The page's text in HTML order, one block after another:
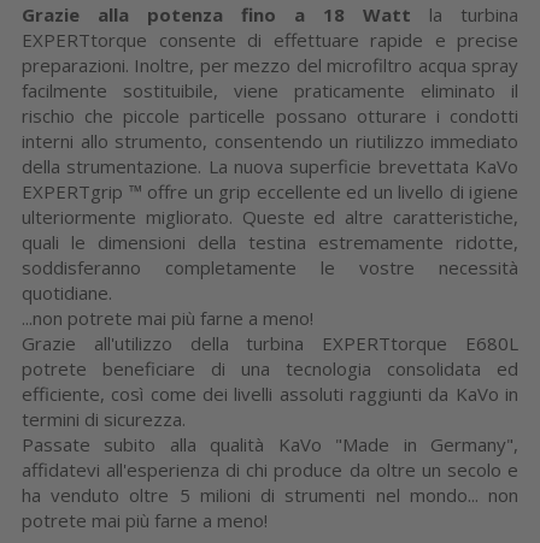
Grazie alla potenza fino a 18 Watt la turbina
EXPERTtorque consente di effettuare rapide e precise
preparazioni. Inoltre, per mezzo del microfiltro acqua spray
facilmente sostituibile, viene praticamente eliminato il
rischio che piccole particelle possano otturare i condotti
interni allo strumento, consentendo un riutilizzo immediato
della strumentazione. La nuova superficie brevettata KaVo
EXPERTgrip ™ offre un grip eccellente ed un livello di igiene
ulteriormente migliorato. Queste ed altre caratteristiche,
quali le dimensioni della testina estremamente ridotte,
soddisferanno completamente le vostre necessità
quotidiane.
...non potrete mai più farne a meno!
Grazie all'utilizzo della turbina EXPERTtorque E680L
potrete beneficiare di una tecnologia consolidata ed
efficiente, così come dei livelli assoluti raggiunti da KaVo in
termini di sicurezza.
Passate subito alla qualità KaVo "Made in Germany",
affidatevi all'esperienza di chi produce da oltre un secolo e
ha venduto oltre 5 milioni di strumenti nel mondo... non
potrete mai più farne a meno!